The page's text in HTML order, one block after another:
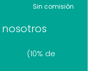
Sin comisión
(10% de